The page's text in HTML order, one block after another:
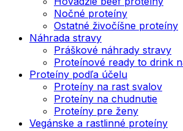
Nočné proteíny
Ostatné živočíšne proteíny
Náhrada stravy
Práškové náhrady stravy
Proteínové ready to drink
Proteíny podľa účelu
Proteíny na rast svalov
Proteíny na chudnutie
Proteíny pre ženy
Vegánske a rastlinné proteíny